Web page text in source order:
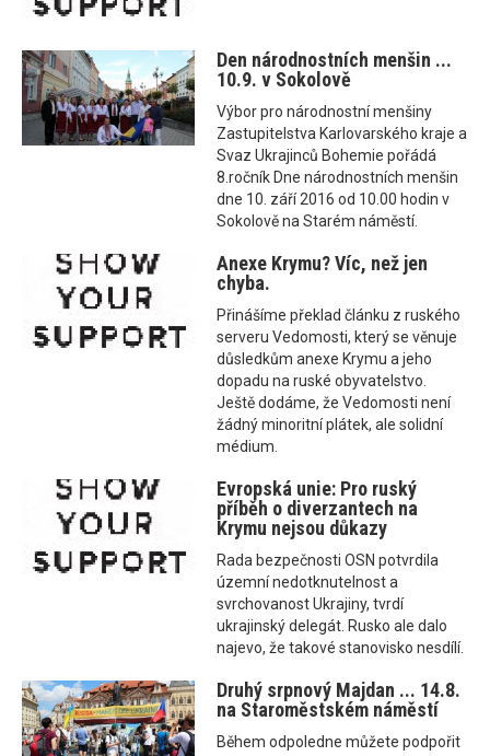
Den národnostních menšin ...
10.9. v Sokolově
Výbor pro národnostní menšiny
Zastupitelstva Karlovarského kraje a
Svaz Ukrajinců Bohemie pořádá
8.ročník Dne národnostních menšin
dne 10. září 2016 od 10.00 hodin v
Sokolově na Starém náměstí.
Anexe Krymu? Víc, než jen
chyba.
Přinášíme překlad článku z ruského
serveru Vedomosti, který se věnuje
důsledkům anexe Krymu a jeho
dopadu na ruské obyvatelstvo.
Ještě dodáme, že Vedomosti není
žádný minoritní plátek, ale solidní
médium.
Evropská unie: Pro ruský
příběh o diverzantech na
Krymu nejsou důkazy
Rada bezpečnosti OSN potvrdila
územní nedotknutelnost a
svrchovanost Ukrajiny, tvrdí
ukrajinský delegát. Rusko ale dalo
najevo, že takové stanovisko nesdílí.
Druhý srpnový Majdan ... 14.8.
na Staroměstském náměstí
Během odpoledne můžete podpořit